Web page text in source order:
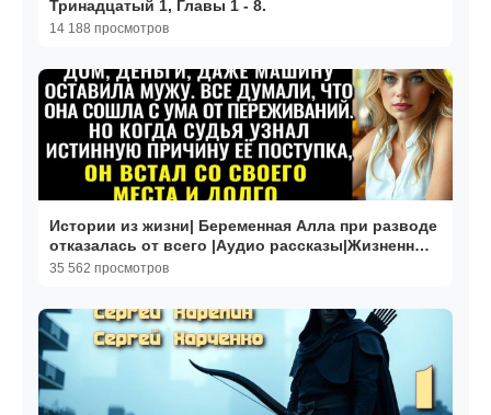
Тринадцатый 1, Главы 1 - 8.
14 188 просмотров
Истории из жизни| Беременная Алла при разводе
отказалась от всего |Аудио рассказы|Жизненные
истории
35 562 просмотров